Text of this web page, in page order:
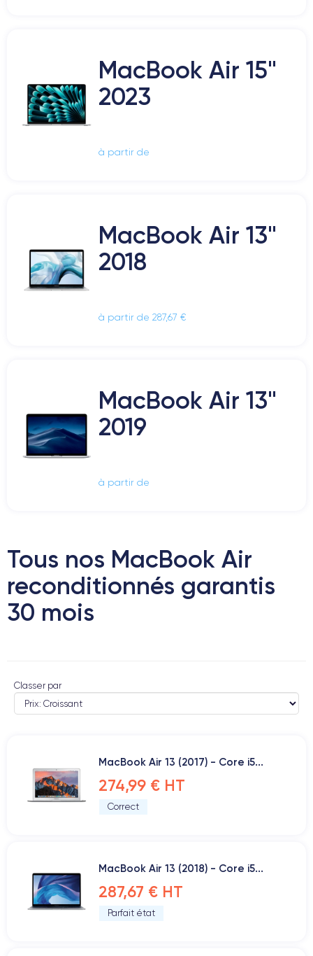
MacBook Air 15"
2023
à partir de
MacBook Air 13"
2018
à partir de 287,67 €
MacBook Air 13"
2019
à partir de
Tous nos MacBook Air
reconditionnés garantis
30 mois
Classer par
MacBook Air 13 (2017) - Core i5...
274,99 € HT
Correct
MacBook Air 13 (2018) - Core i5...
287,67 € HT
Parfait état